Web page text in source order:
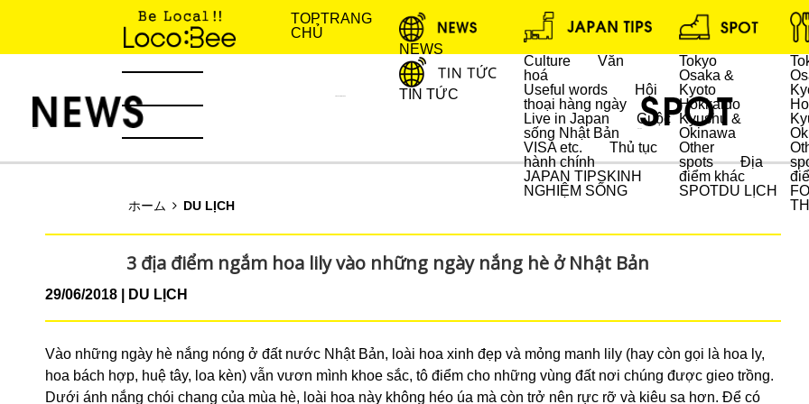
TOPTRANG
CHỦ
NEWS
TIN TỨC
Culture
Văn
hoá
Useful words
Hội
thoại hàng ngày
Live in Japan
Cuộc
sống Nhật Bản
VISA etc.
Thủ tục
hành chính
JAPAN TIPSKINH
NGHIỆM SỐNG
Tokyo
Osaka &
Kyoto
Hokkaido
Kyushu &
Okinawa
Other
spots
Địa
điểm khác
SPOTDU LỊCH
ホーム DU LỊCH
3 địa điểm ngắm hoa lily vào những ngày nắng hè ở Nhật Bản
29/06/2018 DU LỊCH
Vào những ngày hè nắng nóng ở đất nước Nhật Bản, loài hoa xinh đẹp và mỏng manh lily (hay còn gọi là hoa ly,
hoa bách hợp, huệ tây, loa kèn) vẫn vươn mình khoe sắc, tô điểm cho những vùng đất nơi chúng được gieo trồng.
Dưới ánh nắng chói chang của mùa hè, loài hoa này không héo úa mà còn trở nên rực rỡ và kiêu sa hơn. Để có